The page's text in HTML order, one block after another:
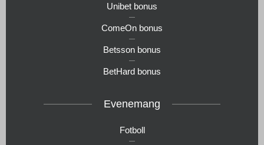
Unibet bonus
ComeOn bonus
Betsson bonus
BetHard bonus
Evenemang
Fotboll